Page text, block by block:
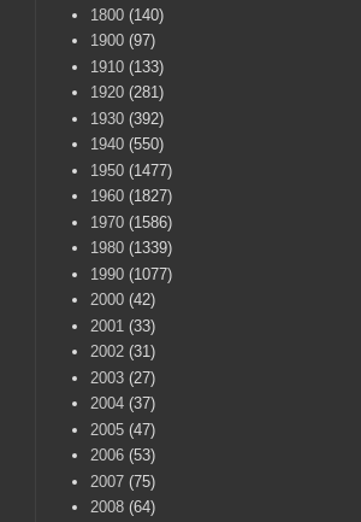
1800 (140)
1900 (97)
1910 (133)
1920 (281)
1930 (392)
1940 (550)
1950 (1477)
1960 (1827)
1970 (1586)
1980 (1339)
1990 (1077)
2000 (42)
2001 (33)
2002 (31)
2003 (27)
2004 (37)
2005 (47)
2006 (53)
2007 (75)
2008 (64)